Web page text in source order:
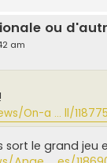
ou
am
!
On-a ... ll/
le grand jeu